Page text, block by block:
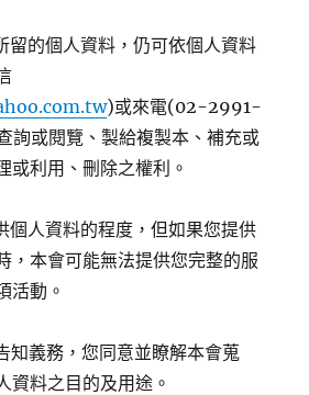
留的個人資料，仍可依個人資料
)或來電(02-2991-
詢或閱覽、製給複製本、補充或
或利用、刪除之權利。
個人資料的程度，但如果您提供
，本會可能無法提供您完整的服
活動。
知義務，您同意並瞭解本會蒐
資料之目的及用途。